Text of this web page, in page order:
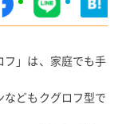
フ」は、家庭でも手
どもクグロフ型で